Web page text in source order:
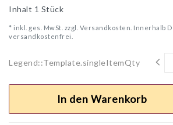
Inhalt 1 Stück
* inkl. ges. MwSt. zzgl. Versandkosten. Innerhalb
versandkostenfrei.
Legend::Template.singleItemQty
In den Warenkorb